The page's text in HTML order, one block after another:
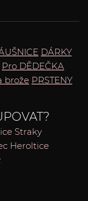
DÁRKY
Pro DĚDEČKA
brože PRSTENY
Straky
Heroltice